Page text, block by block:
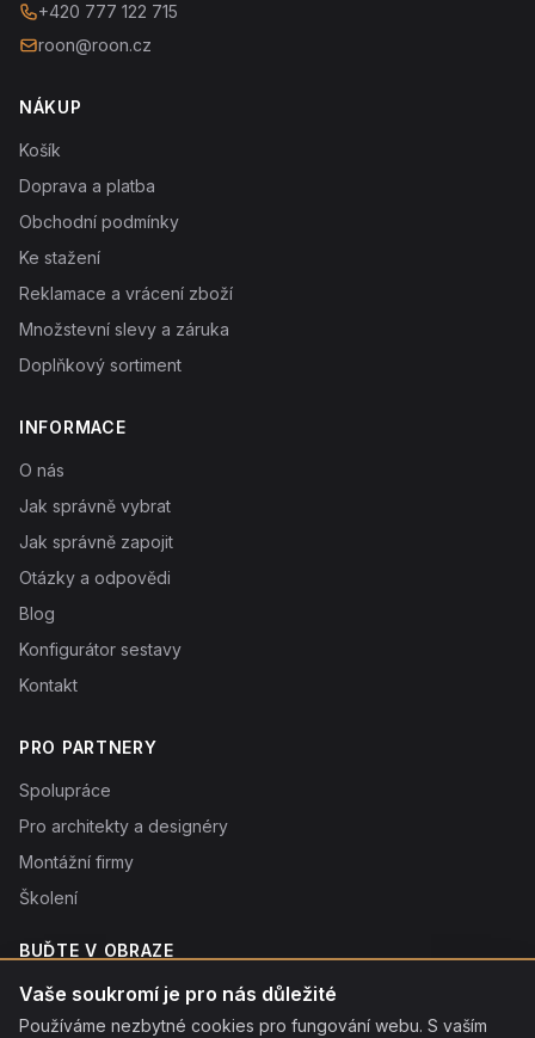
+420 777 122 715
roon@roon.cz
NÁKUP
Košík
Doprava a platba
Obchodní podmínky
Ke stažení
Reklamace a vrácení zboží
Množstevní slevy a záruka
Doplňkový sortiment
INFORMACE
O nás
Jak správně vybrat
Jak správně zapojit
Otázky a odpovědi
Blog
Konfigurátor sestavy
Kontakt
PRO PARTNERY
Spolupráce
Pro architekty a designéry
Montážní firmy
Školení
BUĎTE V OBRAZE
Novinky o produktech, tipy a slevy. Typicky 1× týdně.
Odebírat
Vaše soukromí je pro nás důležité
Používáme nezbytné cookies pro fungování webu. S vaším